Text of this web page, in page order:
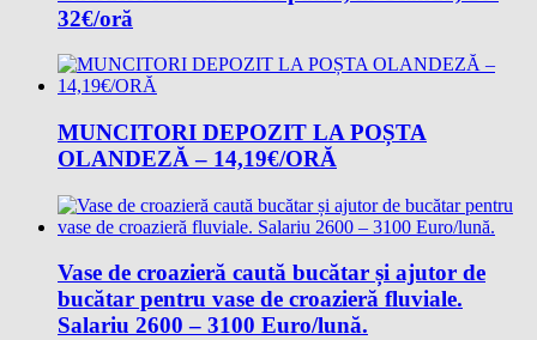
32€/oră
MUNCITORI DEPOZIT LA POȘTA
OLANDEZĂ – 14,19€/ORĂ
Vase de croazieră caută bucătar și ajutor de
bucătar pentru vase de croazieră fluviale.
Salariu 2600 – 3100 Euro/lună.